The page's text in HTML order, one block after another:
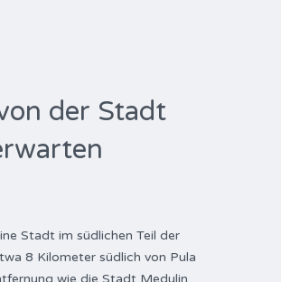
der Stadt
Stadt im südlichen Teil der
8 Kilometer südlich von Pula
wie die Stadt Medulin.